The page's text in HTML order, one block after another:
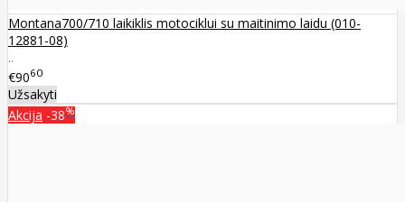
Montana700/710 laikiklis motociklui su maitinimo laidu (010-
12881-08)
..
€9060
Užsakyti
Akcija -38%